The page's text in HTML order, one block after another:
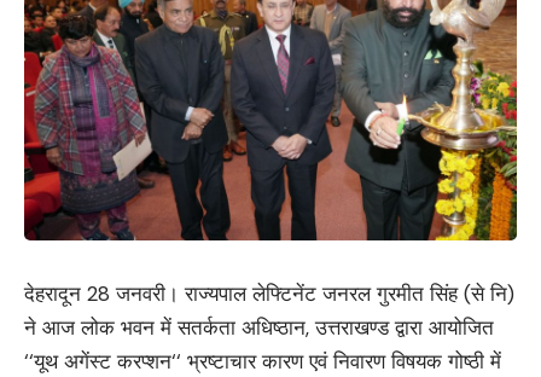
देहरादून 28 जनवरी। राज्यपाल लेफ्टिनेंट जनरल गुरमीत सिंह (से नि)
ने आज लोक भवन में सतर्कता अधिष्ठान, उत्तराखण्ड द्वारा आयोजित
‘‘यूथ अगेंस्ट करप्शन‘‘ भ्रष्टाचार कारण एवं निवारण विषयक गोष्ठी में